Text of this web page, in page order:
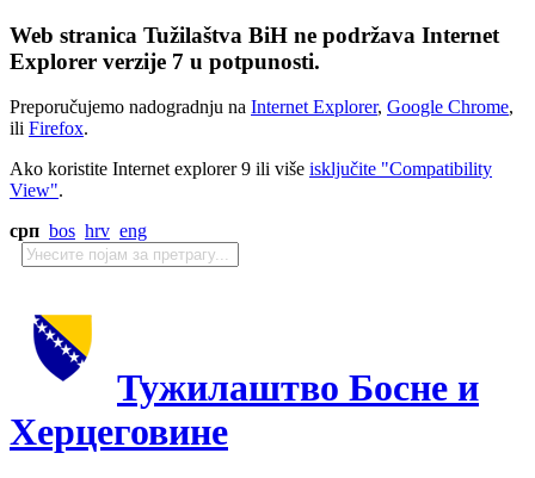
Web stranica Tužilaštva BiH ne podržava Internet
Explorer verzije 7 u potpunosti.
Preporučujemo nadogradnju na Internet Explorer, Google Chrome,
ili Firefox.
Ako koristite Internet explorer 9 ili više isključite "Compatibility
View".
срп bos hrv eng
Тужилаштво Босне и
Херцеговине